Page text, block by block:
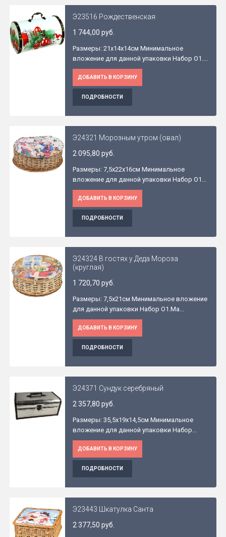
Э23516 Рождественская
1 744,00 руб.
Размеры: 21x14x14см Минимальное
вложение для данной упаковки Набор O1....
ДОБАВИТЬ В КОРЗИНУ
ПОДРОБНОСТИ
Э24321 Морозным утром (овал)
2 095,80 руб.
Размеры: 7,5x22x16см Минимальное
вложение для данной упаковки Набор O1...
ДОБАВИТЬ В КОРЗИНУ
ПОДРОБНОСТИ
Э24324 В гостях у Деда Мороза
(круглая)
1 720,70 руб.
Размеры: 7,5x21см Минимальное вложение
для данной упаковки Набор O1.Ма...
ДОБАВИТЬ В КОРЗИНУ
ПОДРОБНОСТИ
Э24371 Сундук серебряный
2 357,80 руб.
Размеры: 35,5x19x14,5см Минимальное
вложение для данной упаковки Набор...
ДОБАВИТЬ В КОРЗИНУ
ПОДРОБНОСТИ
Э23443 Шкатулка Санта
2 377,50 руб.